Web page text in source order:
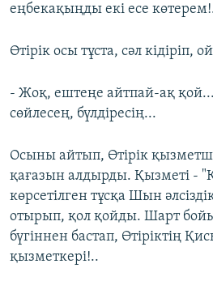
еңбекақыңды екі есе
Өтірік осы тұста, сәл кідіріп,
- Жоқ, ештеңе айтпай-ақ
сөйлесең, бүлдіресің...
Осыны айтып, Өтірік
қағазын алдырды. Қызметі -
көрсетілген тұсқа Шын
отырып, қол қойды. Шарт
бүгіннен бастап, Өтіріктің
қызметкері!..